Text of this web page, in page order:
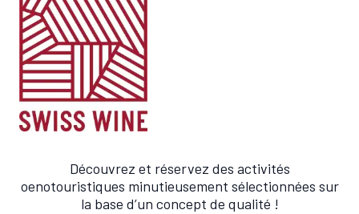
Découvrez et réservez des activités
oenotouristiques minutieusement sélectionnées sur
la base d’un concept de qualité !